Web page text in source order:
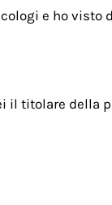
e ho
il titolare della